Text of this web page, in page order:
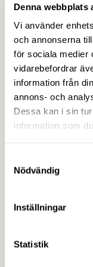
Denna webbplats
Vi använder
och annonserna
för sociala medier
vidarebefordrar
information från
annons- och
Dessa kan i sin
information som
Nödvändig
Inställningar
Statistik
Ny och
10 JUNI 2026
Nu finns det
gränsvärden
ny vägledning